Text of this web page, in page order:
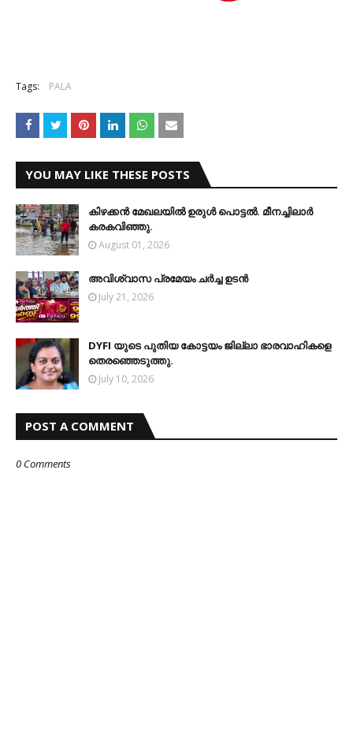
Tags: PALA
YOU MAY LIKE THESE POSTS
കിഴക്കന്‍ മേഖലയില്‍ ഉരുള്‍ പൊട്ടല്‍. മീനച്ചിലാര്‍
കരകവിഞ്ഞു.
August 01, 2026
അവിശ്വാസ പ്രമേയം ചര്‍ച്ച ഉടന്‍
July 21, 2026
DYFI യുടെ പുതിയ കോട്ടയം ജില്ലാ ഭാരവാഹികളെ
തെരഞ്ഞെടുത്തു.
July 10, 2026
POST A COMMENT
0 Comments